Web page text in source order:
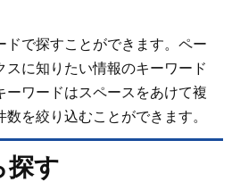
ドで探すことができます。ペー
スに知りたい情報のキーワード
ーワードはスペースをあけて複
を絞り込むことができます。
探す